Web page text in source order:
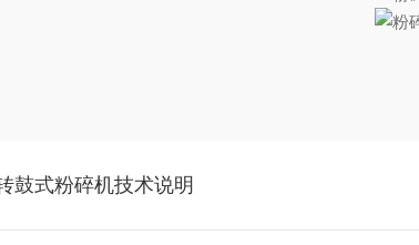
鼓式粉碎机技术说明